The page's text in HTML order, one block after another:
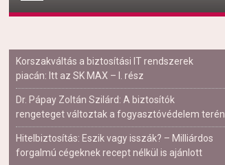
Korszakváltás a biztosítási IT rendszerek
piacán: Itt az SK MAX – I. rész
Dr. Pápay Zoltán Szilárd: A biztosítók
rengeteget változtak a fogyasztóvédelem terén
Hitelbiztosítás: Eszik vagy isszák? – Milliárdos
forgalmú cégeknek recept nélkül is ajánlott